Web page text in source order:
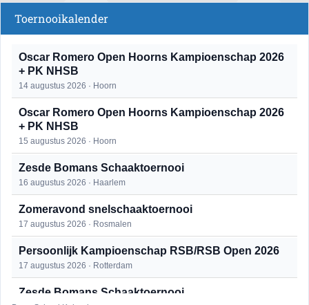
Toernooikalender
Oscar Romero Open Hoorns Kampioenschap 2026
+ PK NHSB
14 augustus 2026 · Hoorn
Oscar Romero Open Hoorns Kampioenschap 2026
+ PK NHSB
15 augustus 2026 · Hoorn
Zesde Bomans Schaaktoernooi
16 augustus 2026 · Haarlem
Zomeravond snelschaaktoernooi
17 augustus 2026 · Rosmalen
Persoonlijk Kampioenschap RSB/RSB Open 2026
17 augustus 2026 · Rotterdam
Zesde Bomans Schaaktoernooi